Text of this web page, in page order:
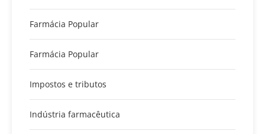
Farmácia Popular
Farmácia Popular
Impostos e tributos
Indústria farmacêutica